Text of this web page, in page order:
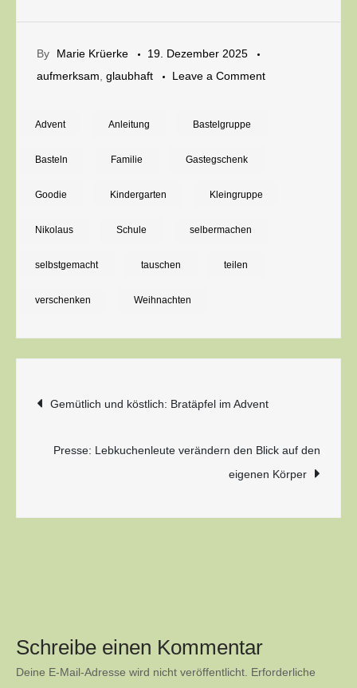
By Marie Krüerke
19. Dezember 2025
aufmerksam glaubhaft Leave a Commenton
Advent Anleitung Bastelgruppe
Basteln Familie Gastegschenk
Goodie Kindergarten Kleingruppe
Nikolaus Schule selbermachen
selbstgemacht tauschen teilen
verschenken Weihnachten
Beitragsnavigation
Gemütlich und köstlich: Bratäpfel im Advent
Presse: Lebkuchenleute verändern den Blick auf den
eigenen Körper
Schreibe einen Kommentar
Deine E-Mail-Adresse wird nicht veröffentlicht. Erforderliche